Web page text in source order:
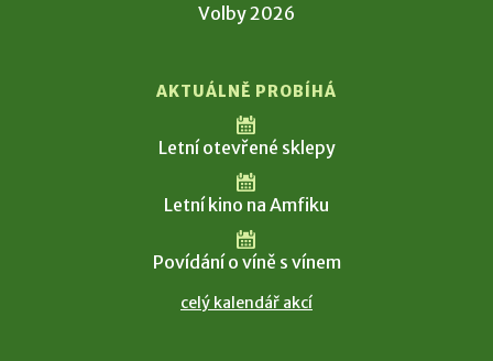
Volby 2026
AKTUÁLNĚ PROBÍHÁ
Letní otevřené sklepy
Letní kino na Amfiku
Povídání o víně s vínem
celý kalendář akcí